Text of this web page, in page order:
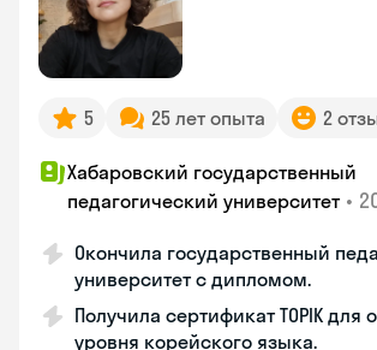
5 25 лет опыта 2
Хабаровский государственный
педагогический университет •
Окончила государственный
университет с дипломом.
Получила сертификат TOPIK для
уровня корейского языка.